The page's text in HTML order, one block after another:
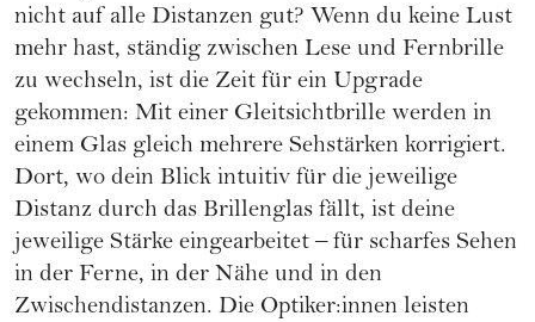
nicht auf alle Distanzen gut? Wenn du keine Lust
mehr hast, ständig zwischen Lese und Fernbrille
zu wechseln, ist die Zeit für ein Upgrade
gekommen: Mit einer Gleitsichtbrille werden in
einem Glas gleich mehrere Sehstärken korrigiert.
Dort, wo dein Blick intuitiv für die jeweilige
Distanz durch das Brillenglas fällt, ist deine
jeweilige Stärke eingearbeitet – für scharfes Sehen
in der Ferne, in der Nähe und in den
Zwischendistanzen. Die Optiker:innen leisten